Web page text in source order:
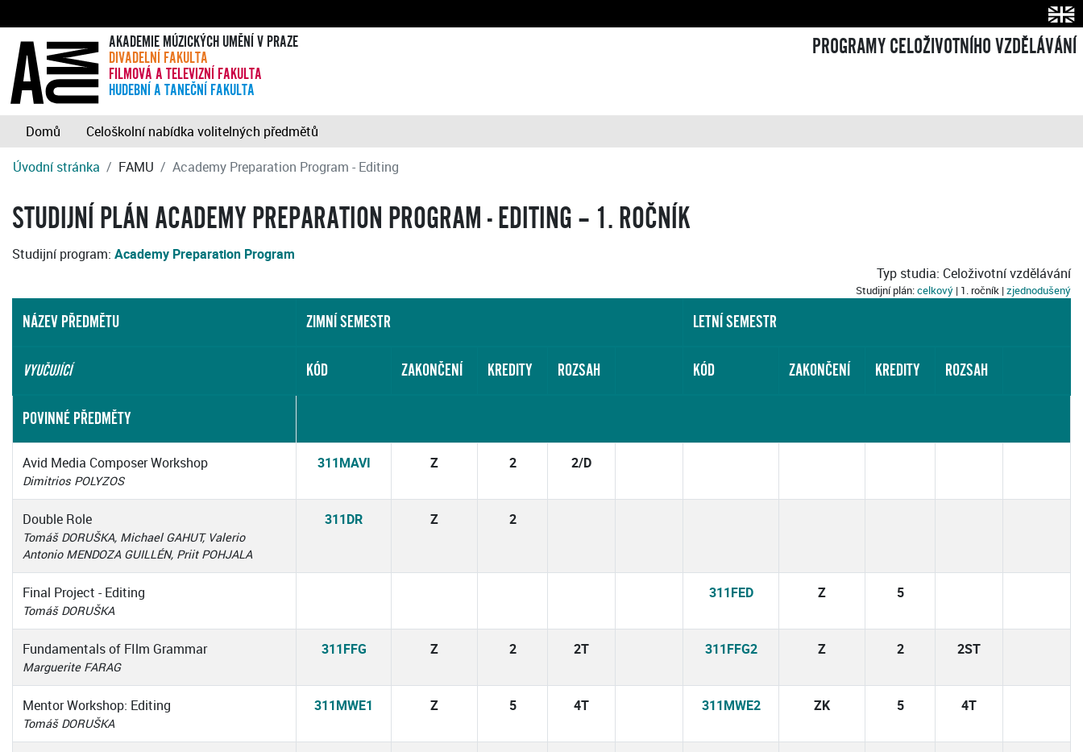
AKADEMIE MÚZICKÝCH UMĚNÍ V PRAZE
DIVADELNÍ FAKULTA
FILMOVÁ A TELEVIZNÍ FAKULTA
HUDEBNÍ A TANEČNÍ FAKULTA
PROGRAMY CELOŽIVOTNÍHO VZDĚLÁVÁNÍ
Domů
Celoškolní nabídka volitelných předmětů
Úvodní stránka
FAMU Academy Preparation Program - Editing
STUDIJNÍ PLÁN ACADEMY PREPARATION PROGRAM - EDITING – 1. ROČNÍK
Studijní program: Academy Preparation Program
Typ studia: Celoživotní vzdělávání
Studijní plán:celkový | 1. ročník |zjednodušený
NÁZEV PŘEDMĚTU ZIMNÍ SEMESTR LETNÍ SEMESTR
VYUČUJÍCÍ KÓD ZAKONČENÍ KREDITY ROZSAH KÓD ZAKONČENÍ KREDITY ROZSAH
POVINNÉ PŘEDMĚTY
Avid Media Composer Workshop
Dimitrios POLYZOS
311MAVI Z 2 2/D
Double Role
Tomáš DORUŠKA, Michael GAHUT, Valerio
Antonio MENDOZA GUILLÉN, Priit POHJALA
311DR Z 2
Final Project - Editing
Tomáš DORUŠKA
311FED Z 5
Fundamentals of FIlm Grammar
Marguerite FARAG
311FFG Z 2 2T 311FFG2 Z 2 2ST
Mentor Workshop: Editing
Tomáš DORUŠKA
311MWE1 Z 5 4T 311MWE2 ZK 5 4T